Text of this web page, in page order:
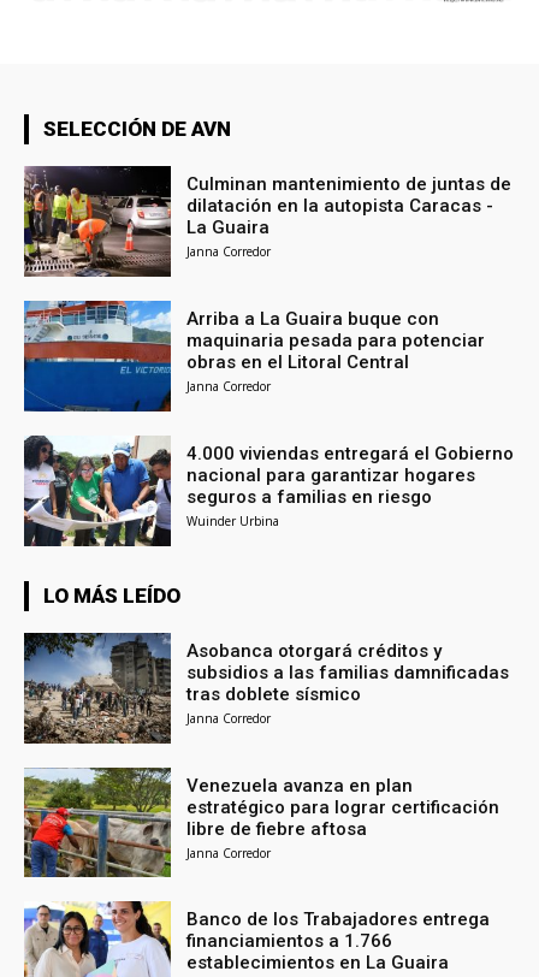
SELECCIÓN DE AVN
Culminan mantenimiento de juntas de
dilatación en la autopista Caracas -
La Guaira
Janna Corredor
Arriba a La Guaira buque con
maquinaria pesada para potenciar
obras en el Litoral Central
Janna Corredor
4.000 viviendas entregará el Gobierno
nacional para garantizar hogares
seguros a familias en riesgo
Wuinder Urbina
LO MÁS LEÍDO
Asobanca otorgará créditos y
subsidios a las familias damnificadas
tras doblete sísmico
Janna Corredor
Venezuela avanza en plan
estratégico para lograr certificación
libre de fiebre aftosa
Janna Corredor
Banco de los Trabajadores entrega
financiamientos a 1.766
establecimientos en La Guaira